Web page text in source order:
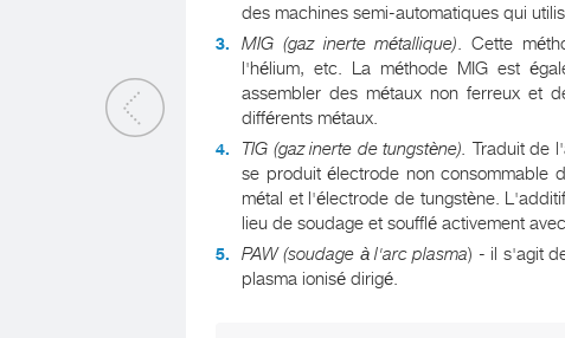
des machines semi-automatiques qui
MIG (gaz inerte métallique). Cette
l'hélium, etc. La méthode MIG est
assembler des métaux non ferreux et
différents métaux.
TIG (gaz inerte de tungstène). Traduit de
se produit électrode non consommable
métal et l'électrode de tungstène.
lieu de soudage et soufflé activement
PAW (soudage à l'arc plasma) - il s'agit
plasma ionisé dirigé.